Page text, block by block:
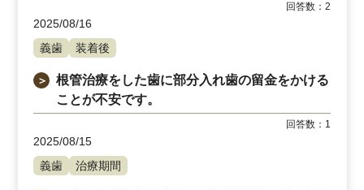
回答数：2
2025/08/16
義歯
装着後
＞
根管治療をした歯に部分入れ歯の留金をかける
ことが不安です。
回答数： 1
2025/08/15
義歯
治療期間